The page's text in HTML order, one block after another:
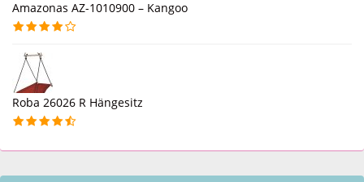
Amazonas AZ-1010900 – Kangoo
Roba 26026 R Hängesitz